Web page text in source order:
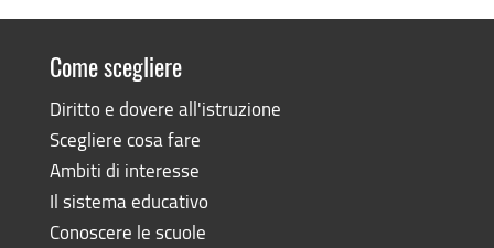
Come scegliere
Diritto e dovere all'istruzione
Scegliere cosa fare
Ambiti di interesse
Il sistema educativo
Conoscere le scuole